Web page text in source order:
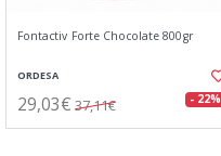
Fontactiv Forte Chocolate 800gr
ORDESA
29,03€ 37,11€ - 22%